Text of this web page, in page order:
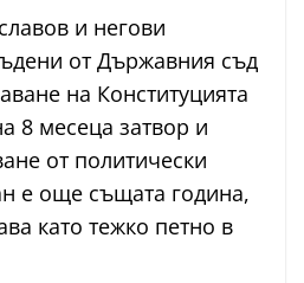
и негови
от Държавния съд
на Конституцията
8 месеца затвор и
от политически
е още същата година,
като тежко петно в